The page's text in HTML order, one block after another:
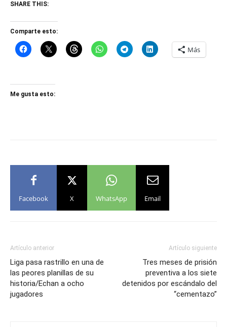
SHARE THIS:
Comparte esto:
Más
Me gusta esto:
Facebook X WhatsApp Email
Artículo anterior
Liga pasa rastrillo en una de
las peores planillas de su
historia/Echan a ocho
jugadores
Artículo siguiente
Tres meses de prisión
preventiva a los siete
detenidos por escándalo del
“cementazo”